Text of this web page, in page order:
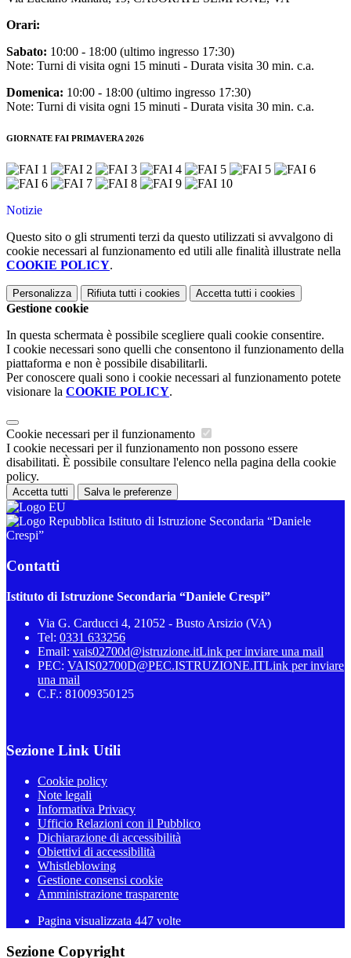
Orari:
Sabato: 10:00 - 18:00 (ultimo ingresso 17:30)
Note: Turni di visita ogni 15 minuti - Durata visita 30 min. c.a.
Domenica: 10:00 - 18:00 (ultimo ingresso 17:30)
Note: Turni di visita ogni 15 minuti - Durata visita 30 min. c.a.
GIORNATE FAI PRIMAVERA 2026
Notizie
Questo sito o gli strumenti terzi da questo utilizzati si avvalgono di
cookie necessari al funzionamento ed utili alle finalità illustrate nella
COOKIE POLICY.
Personalizza Rifiuta tutti i cookies Accetta tutti i cookies
Gestione cookie
In questa schermata è possibile scegliere quali cookie consentire.
I cookie necessari sono quelli che consentono il funzionamento della
piattaforma e non è possibile disabilitarli.
Per conoscere quali sono i cookie necessari al funzionamento potete
visionare la COOKIE POLICY.
Cookie necessari per il funzionamento
I cookie necessari per il funzionamento non possono essere
disabilitati. È possibile consultare l'elenco nella pagina della cookie
policy.
Accetta tutti Salva le preferenze
Istituto di Istruzione Secondaria “Daniele
Crespi”
Contatti
Istituto di Istruzione Secondaria “Daniele Crespi”
Via G. Carducci 4, 21052 - Busto Arsizio (VA)
Tel: 0331 633256
Email: vais02700d@istruzione.itLink per inviare una mail
PEC: VAIS02700D@PEC.ISTRUZIONE.ITLink per inviare
una mail
C.F.: 81009350125
Sezione Link Utili
Cookie policy
Note legali
Informativa Privacy
Ufficio Relazioni con il Pubblico
Dichiarazione di accessibilità
Obiettivi di accessibilità
Whistleblowing
Gestione consensi cookie
Amministrazione trasparente
Pagina visualizzata 447 volte
Sezione Copyright